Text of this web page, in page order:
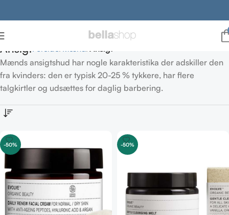
Ansigt
Mænds ansigtshud har nogle karakteristika der adskiller den
fra kvinders: den er typisk 20-25 % tykkere, har flere
talgkirtler og udsættes for daglig barbering.
-50% -50%